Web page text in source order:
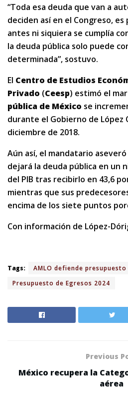
“Toda esa deuda que van a
deciden así en el Congreso,
antes ni siquiera se cumplía
la deuda pública solo puede
determinada”, sostuvo.
El Centro de Estudios
Privado (Ceesp) estimó el
pública de México se
durante el Gobierno de López
diciembre de 2018.
Aún así, el mandatario
dejará la deuda pública en un
del PIB tras recibirlo en 43,6
mientras que sus
encima de los siete puntos
Con información de López-
Tags:
AMLO defiende presupuesto
Presupuesto de Egresos 2024
Previous
México recupera la
aérea